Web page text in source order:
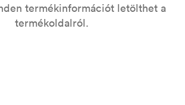
termékinformációt letölthet a
termékoldalról.